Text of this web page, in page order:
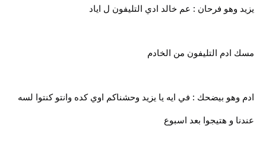
يزيد وهو فرحان : عم خالد ادي التليفون ل اياد
مسك ادم التليفون من الخادم
ادم وهو بيضحك : في ايه يا يزيد وحشناكم اوي كده وانتو كنتوا لسه
عندنا و هتيجوا بعد اسبوع